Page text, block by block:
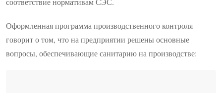
Оформленная программа производственного контроля
говорит о том, что на предприятии решены основные
вопросы, обеспечивающие санитарию на производстве: